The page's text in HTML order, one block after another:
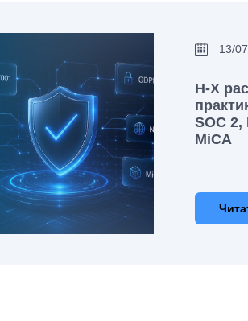
13/
H-X
SOC 2,
MiCA